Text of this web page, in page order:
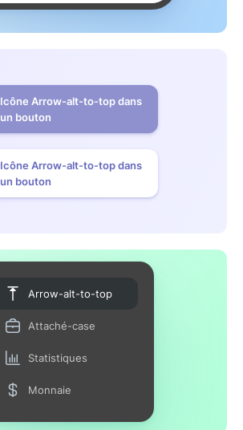
Icône Arrow-alt-to-top dans
un bouton
Icône Arrow-alt-to-top dans
un bouton
Arrow-alt-to-top
Attaché-case
Statistiques
Monnaie